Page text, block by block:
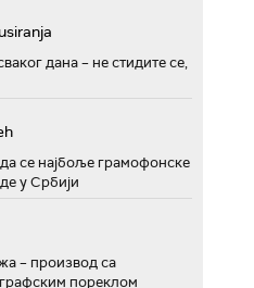
дана – не стидите се,
се најбоље грамофонске
у Србији
– производ са
пореклом